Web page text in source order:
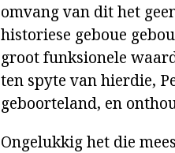
omvang van dit het
historiese geboue
groot funksionele
ten spyte van hierdie,
geboorteland, en
Ongelukkig het die